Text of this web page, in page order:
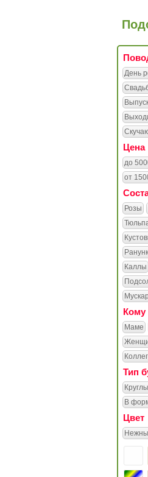
День
Цена
до
от
Розы
Каллы
Кому
Маме
Тип
В
Цвет